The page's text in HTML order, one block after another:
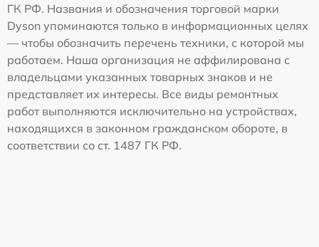
ГК РФ. Названия и обозначения торговой марки
Dyson упоминаются только в информационных целях
— чтобы обозначить перечень техники, с которой мы
работаем. Наша организация не аффилирована с
владельцами указанных товарных знаков и не
представляет их интересы. Все виды ремонтных
работ выполняются исключительно на устройствах,
находящихся в законном гражданском обороте, в
соответствии со ст. 1487 ГК РФ.